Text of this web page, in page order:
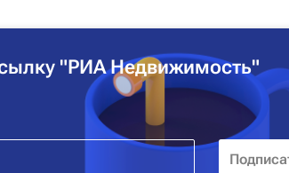
"РИА Недвижимость"